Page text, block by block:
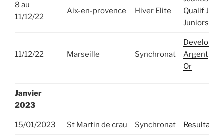
8 au
11/12/22
Aix-en-provence Hiver Elite
Qualif
Juniors
11/12/22 Marseille Synchronat
Argent
Or
Janvier
2023
15/01/2023 St Martin de crau Synchronat Resultats